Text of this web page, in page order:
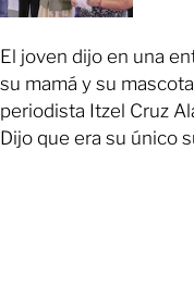
El joven dijo en una
su mamá y su
periodista Itzel Cruz
Dijo que era su único